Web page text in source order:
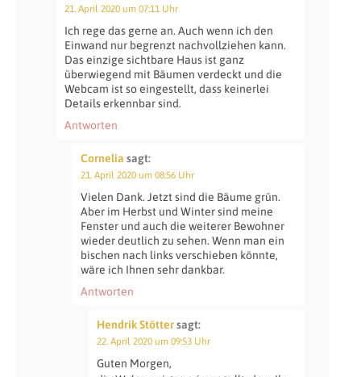
21. April 2020 um 07:11 Uhr
Ich rege das gerne an. Auch wenn ich den
Einwand nur begrenzt nachvollziehen kann.
Das einzige sichtbare Haus ist ganz
überwiegend mit Bäumen verdeckt und die
Webcam ist so eingestellt, dass keinerlei
Details erkennbar sind.
Antworten
Cornelia sagt:
21. April 2020 um 08:56 Uhr
Vielen Dank. Jetzt sind die Bäume grün.
Aber im Herbst und Winter sind meine
Fenster und auch die weiterer Bewohner
wieder deutlich zu sehen. Wenn man ein
bischen nach links verschieben könnte,
wäre ich Ihnen sehr dankbar.
Antworten
Hendrik Stöttersagt:
22. April 2020 um 09:53 Uhr
Guten Morgen,